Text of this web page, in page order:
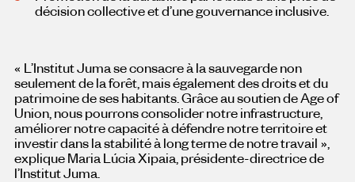
décision collective et d’une gouvernance inclusive.
« L’Institut Juma se consacre à la sauvegarde non
seulement de la forêt, mais également des droits et du
patrimoine de ses habitants. Grâce au soutien de Age of
Union, nous pourrons consolider notre infrastructure,
améliorer notre capacité à défendre notre territoire et
investir dans la stabilité à long terme de notre travail »,
explique Maria Lúcia Xipaia, présidente-directrice de
l’Institut Juma.